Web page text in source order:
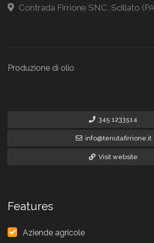
Contrada Firrione SNC, Scillato
Produzione di olio
345 1233514
info@tenutafirrione.it
Visit website
Features
Aziende agricole